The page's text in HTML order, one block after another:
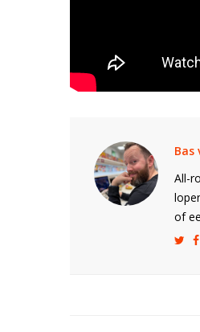
Bas
All-
of